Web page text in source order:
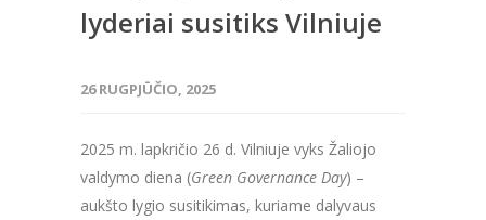
lyderiai susitiks Vilniuje
26 RUGPJŪČIO, 2025
2025 m. lapkričio 26 d. Vilniuje vyks Žaliojo
valdymo diena (Green Governance Day) –
aukšto lygio susitikimas, kuriame dalyvaus